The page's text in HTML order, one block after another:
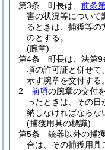
第3条
町長は、 前条
害の状況等について
るときは、捕獲等の
のとする。
(腕章)
第4条
町長は、法第
項の許可証と併せて
示す腕章を交付する。
2
前項の腕章の交付
ったときは、その
納しなければならな
(捕獲用具の標識)
第5条
銃器以外の捕
合は、その捕獲用具